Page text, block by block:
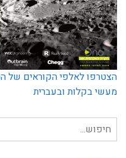
הצטרפו לאלפי הקוראים של
מעשי בקלות ובעברית
חיפוש
עבור: